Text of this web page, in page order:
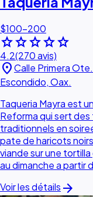
$100–200
starstarstarstarstar
4.2(270 avis)
location_onCalle Primera
Escondido, Oax.
Taqueria Mayra est
Reforma qui sert
traditionnels en
pate de haricots
viande sur une
au dimanche a partir
Voir les détails arrow_forward